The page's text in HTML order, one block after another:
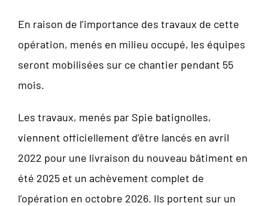
En raison de l’importance des travaux de cette
opération, menés en milieu occupé, les équipes
seront mobilisées sur ce chantier pendant 55
mois.
Les travaux, menés par Spie batignolles,
viennent officiellement d’être lancés en avril
2022 pour une livraison du nouveau bâtiment en
été 2025 et un achèvement complet de
l’opération en octobre 2026. Ils portent sur un